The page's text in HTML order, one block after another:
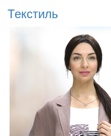
Текстиль